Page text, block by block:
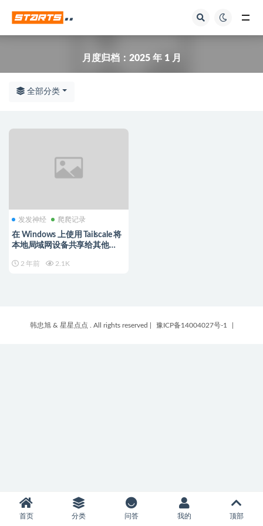
月度归档： 2025 年 1 月
全部分类
发发神经 爬爬记录
在 Windows 上使用 Tailscale 将
本地局域网设备共享给其他
2 年前 2.1K
韩忠旭 & 星星点点 . All rights reserved 豫ICP备14004027号-1
首页 分类 问答 我的 顶部